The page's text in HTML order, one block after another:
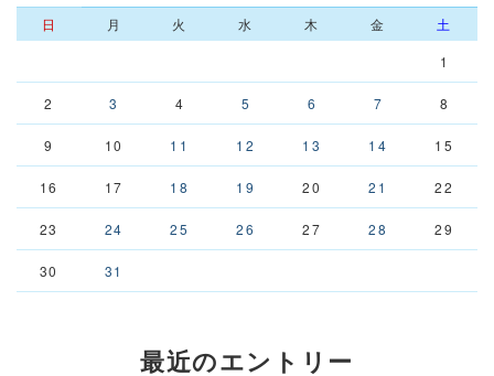
日 月 火 水 木 金
土
1
2 3 4 5 6 7 8
9 10 11 12 13 14 15
16 17 18 19 20 21 22
23 24 25 26 27 28 29
30 31
最近のエントリー